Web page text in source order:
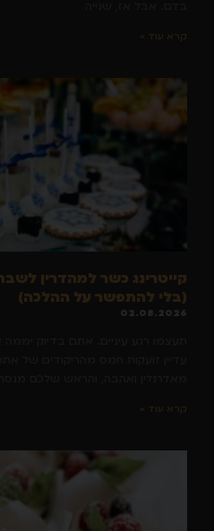
קרא עוד »
קייטרינג כשר למהדרין
(בלי להתפשר על ההלכה)
02.08.2026
קרא עוד »